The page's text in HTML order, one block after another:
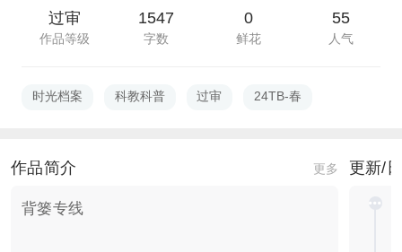
过审
作品等级
1547
字数
0
鲜花
55
人气
时光档案 科教科普 过审 24TB-春
作品简介 更多
背篓专线
更新/